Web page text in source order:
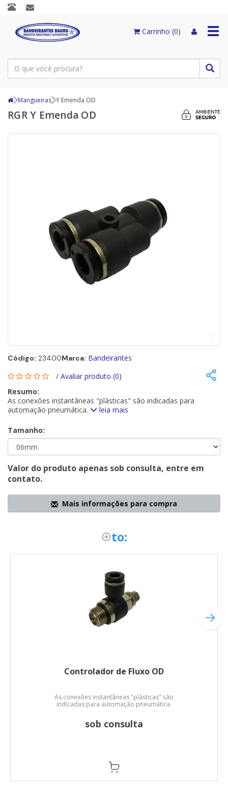
Carrinho (0)
Mangueiras Y Emenda OD
RGR Y Emenda OD
Código: 23400Marca: Bandeirantes
/ Avaliar produto (0)
Resumo:
As conexões instantâneas "plásticas" são indicadas para
automação pneumática.
leia mais
Tamanho:
Valor do produto apenas sob consulta, entre em
contato.
Mais informações para compra
to:
Controlador de Fluxo OD
As conexões instantâneas "plásticas" são
indicadas para automação pneumática.
sob consulta